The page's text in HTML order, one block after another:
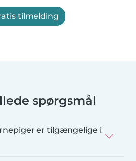
tilmelding
spørgsmål
er tilgængelige i